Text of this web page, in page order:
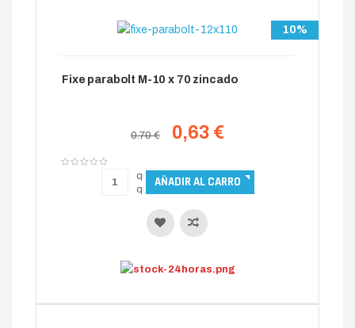
10%
Fixe parabolt M-10 x 70 zincado
0.70 € 0,63 €